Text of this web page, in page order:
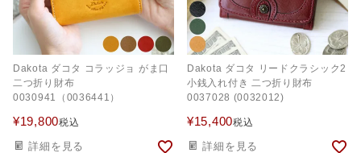
Dakota ダコタ コラッジョ がま口
二つ折り財布
0030941（0036441）
¥19,800税込
詳細を見る
Dakota ダコタ リードクラシック2
小銭入れ付き 二つ折り財布
0037028 (0032012)
¥15,400税込
詳細を見る